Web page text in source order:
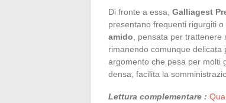
Di fronte a essa, Galliagest
presentano frequenti rigurgiti
amido , pensata per
rimanendo comunque delicata
argomento che pesa per molti
densa, facilita la
Lettura complementare :